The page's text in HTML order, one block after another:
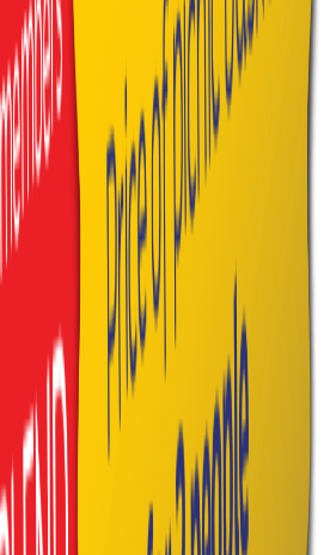
2x minerálka 0,25l
slovenských údenín a syrov, 1x
1x bryndzová nátierka 150g, 2x
2x domáca štrúdľa
je
deka, poháre a jednorazový
min. 2 osoby. Pri väčšej skupine sa
osoba +15€ / dieťa +10€
vratná záloha 30€
– vrátime ju po
romantický alebo tradičný